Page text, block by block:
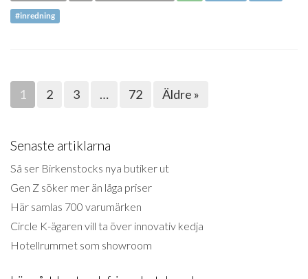
#inredning
1 2 3 … 72 Äldre »
Senaste artiklarna
Så ser Birkenstocks nya butiker ut
Gen Z söker mer än låga priser
Här samlas 700 varumärken
Circle K-ägaren vill ta över innovativ kedja
Hotellrummet som showroom